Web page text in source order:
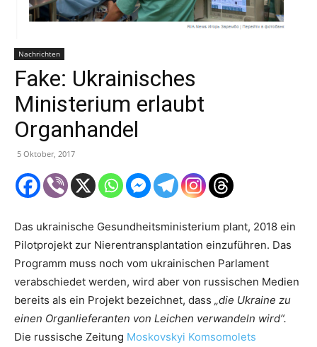
Nachrichten
Fake: Ukrainisches
Ministerium erlaubt
Organhandel
5 Oktober, 2017
Das ukrainische Gesundheitsministerium plant, 2018 ein
Pilotprojekt zur Nierentransplantation einzuführen. Das
Programm muss noch vom ukrainischen Parlament
verabschiedet werden, wird aber von russischen Medien
bereits als ein Projekt bezeichnet, dass „die Ukraine zu
einen Organlieferanten von Leichen verwandeln wird“.
Die russische Zeitung Moskovskyi Komsomolets